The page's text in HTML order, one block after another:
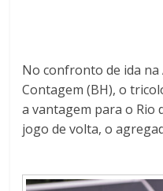
No confronto de ida na
Contagem (BH), o
a vantagem para o Rio
jogo de volta, o